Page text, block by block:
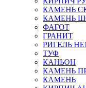
КАМЕНЬ
КАМЕНЬ
ФАГОТ
ГРАНИТ
РИГЕЛЬ
ТУФ
КАНЬОН
КАМЕНЬ
КАМЕНЬ